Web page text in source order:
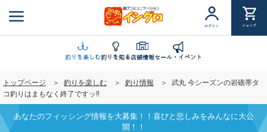
ン
ツ
移
ログイン ショップ
釣りを楽しむ釣りを知る店舗情報セール・イベント
トップページ 釣りを楽しむ 釣り情報
武丸 今シーズンの岩礁帯タ
コ釣りはまもなく終了ですッ‼︎
あなたのフィッシング情報を大募集！！喜びと悲しみをみんなに大公
開！！